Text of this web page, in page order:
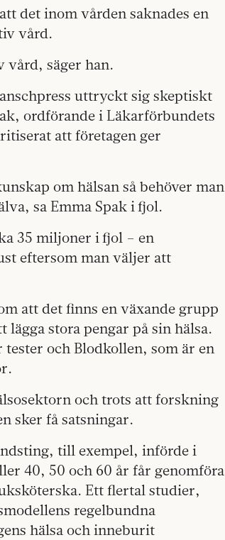
det inom vården saknades en
vård.
vård, säger han.
uttryckt sig skeptiskt
ordförande i Läkarförbundets
att företagen ger
om hälsan så behöver man
sa Emma Spak i fjol.
35 miljoner i fjol – en
eftersom man väljer att
att det finns en växande grupp
stora pengar på sin hälsa.
och Blodkollen, som är en
och trots att forskning
sker få satsningar.
till exempel, införde i
40, 50 och 60 år får genomföra
Ett flertal studier,
regelbundna
hälsa och inneburit